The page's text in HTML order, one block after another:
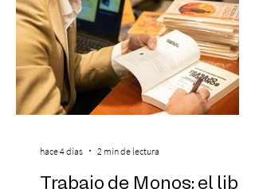
Trabajo de Monos: el libro
hace 4 días 2 min de lectura